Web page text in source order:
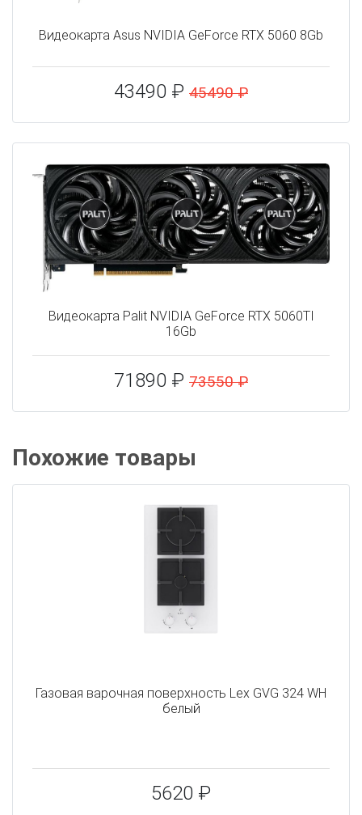
Видеокарта Asus NVIDIA GeForce RTX 5060 8Gb
43490 ₽ 45490 ₽
Видеокарта Palit NVIDIA GeForce RTX 5060TI
16Gb
71890 ₽ 73550 ₽
Похожие товары
Газовая варочная поверхность Lex GVG 324 WH
белый
5620 ₽